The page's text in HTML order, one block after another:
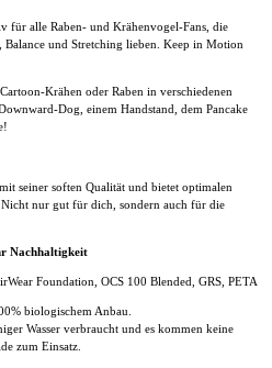
für alle Raben- und Krähenvogel-Fans, die
Balance und Stretching lieben. Keep in Motion
Krähen oder Raben in verschiedenen
Dog, einem Handstand, dem Pancake
seiner soften Qualität und bietet optimalen
nur gut für dich, sondern auch für die
Nachhaltigkeit
Foundation, OCS 100 Blended, GRS, PETA
biologischem Anbau.
Wasser verbraucht und es kommen keine
zum Einsatz.